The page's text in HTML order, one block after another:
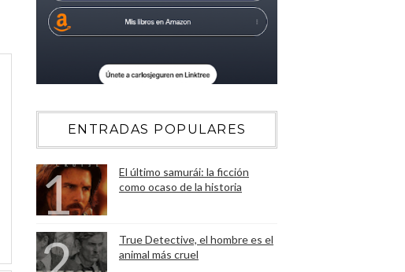
ENTRADAS POPULARES
El último samurái: la ficción
como ocaso de la historia
True Detective, el hombre es el
animal más cruel